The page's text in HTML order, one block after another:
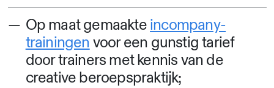
Op maat gemaakteincompany-
trainingenvoor een gunstig tarief
door trainers met kennis van de
creative beroepspraktijk;